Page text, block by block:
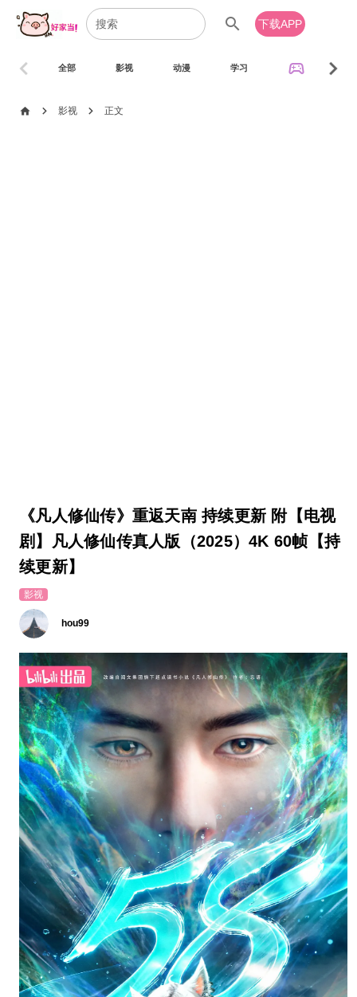
search 下载APP
全部 影视 动漫 学习 sports_esports
chevron_left chevron_right
home chevron_right 影视 chevron_right 正文
《凡人修仙传》重返天南 持续更新 附【电视
剧】凡人修仙传真人版（2025）4K 60帧【持
续更新】
影视
hou99